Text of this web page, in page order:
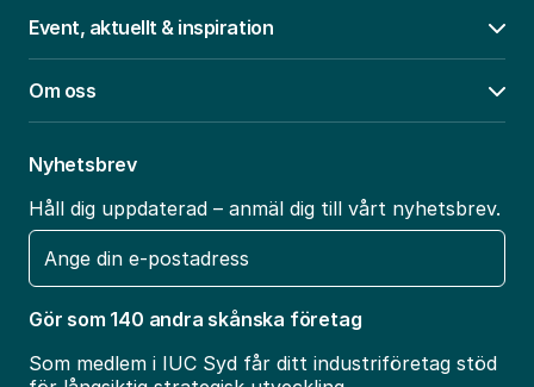
Event, aktuellt & inspiration
Om oss
Nyhetsbrev
Håll dig uppdaterad – anmäl dig till vårt nyhetsbrev.
E-
post
Gör som 140 andra skånska företag
Som medlem i IUC Syd får ditt industriföretag stöd